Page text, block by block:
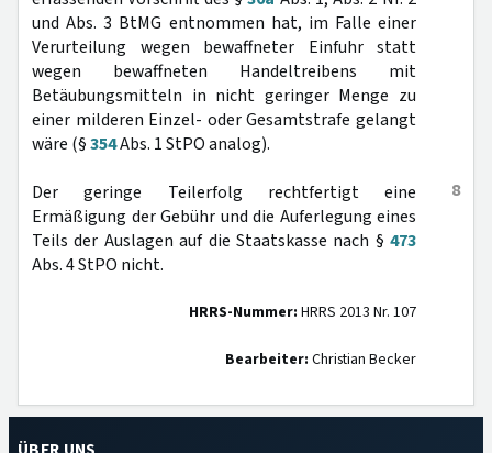
und Abs. 3 BtMG entnommen hat, im Falle einer
Verurteilung wegen bewaffneter Einfuhr statt
wegen bewaffneten Handeltreibens mit
Betäubungsmitteln in nicht geringer Menge zu
einer milderen Einzel- oder Gesamtstrafe gelangt
wäre (§354Abs. 1 StPO analog).
8
Der geringe Teilerfolg rechtfertigt eine
Ermäßigung der Gebühr und die Auferlegung eines
Teils der Auslagen auf die Staatskasse nach § 473
Abs. 4 StPO nicht.
HRRS-Nummer: HRRS 2013 Nr. 107
Bearbeiter: Christian Becker